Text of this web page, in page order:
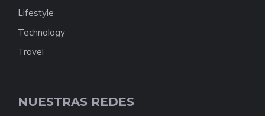
Lifestyle
Technology
Travel
NUESTRAS REDES